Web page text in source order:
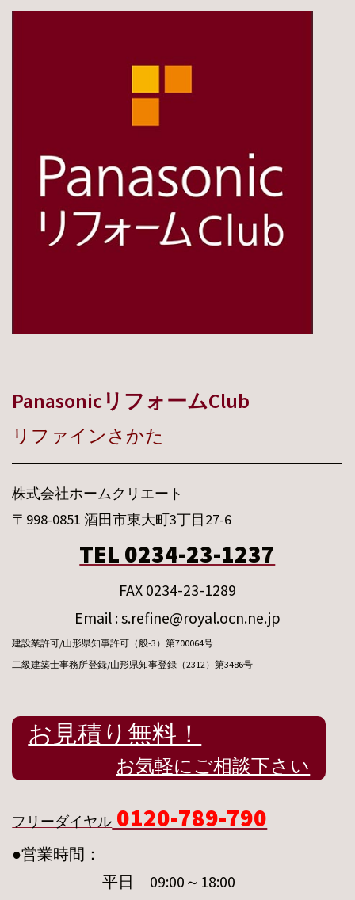
PanasonicリフォームClub
リファインさかた
株式会社ホームクリエート
〒998-0851 酒田市東大町3丁目27-6
TEL 0234-23-1237
FAX 0234-23-1289
Email : s.refine@royal.ocn.ne.jp
建設業許可/山形県知事許可（般-3）第700064号
二級建築士事務所登録/山形県知事登録（2312）第3486号
お見積り無料！
お気軽にご相談下さい
フリーダイヤル 0120-789-790
●営業時間：
平日 09:00～18:00